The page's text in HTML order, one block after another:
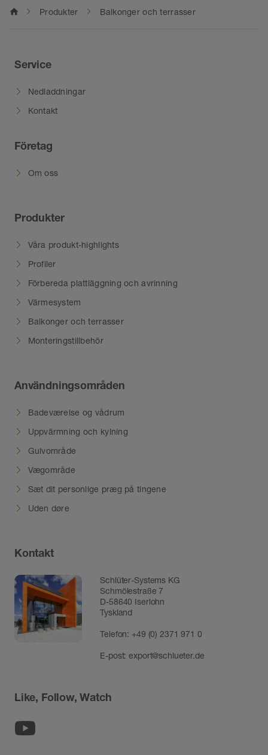
home Produkter Balkonger och terrasser
Service
Nedladdningar
Kontakt
Företag
Om oss
Produkter
Våra produkt-highlights
Profiler
Förbereda plattläggning och avrinning
Värmesystem
Balkonger och terrasser
Monteringstillbehör
Användningsområden
Badeværelse og vådrum
Uppvärmning och kylning
Gulvområde
Vægområde
Sæt dit personlige præg på tingene
Uden døre
Kontakt
Schlüter-Systems KG
Schmölestraße 7
D-58640 Iserlohn
Tyskland
Telefon:+49 (0) 2371 971 0
E-post:export@schlueter.de
Like, Follow, Watch